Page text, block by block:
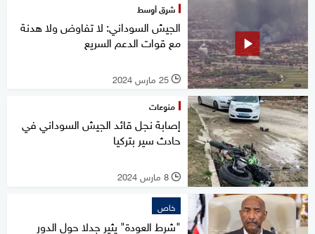
شرق أوسط
الجيش السوداني: لا تفاوض ولا هدنة
مع قوات الدعم السريع
l 25 مارس 2024
منوعات
إصابة نجل قائد الجيش السوداني في
حادث سير بتركيا
l 8 مارس 2024
خاص
"شرط العودة" يثير جدلا حول الدور